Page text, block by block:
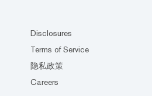
Disclosures
Terms of Service
隐私政策
Careers